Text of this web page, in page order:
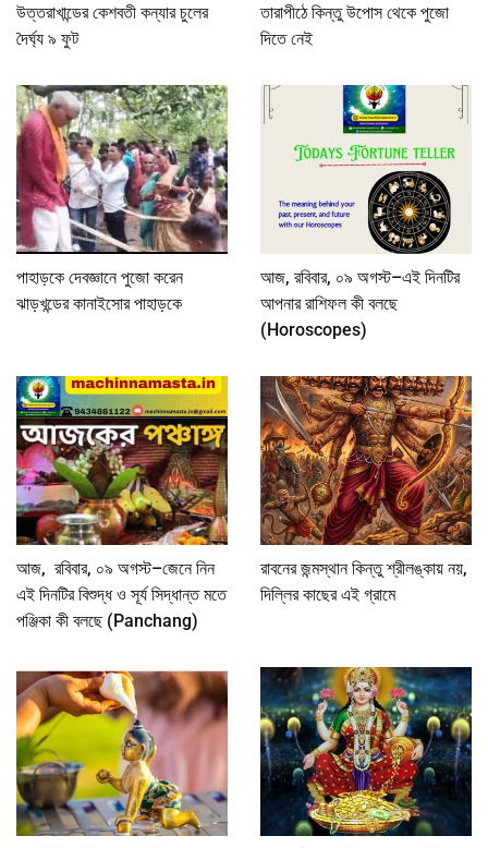
উত্তরাখান্ডের কেশবতী কন্যার চুলের
দৈর্ঘ্য ৯ ফুট
তারাপীঠে কিন্তু উপোস থেকে পুজো
দিতে নেই
পাহাড়কে দেবজ্ঞানে পুজো করেন
ঝাড়খন্ডের কানাইসোর পাহাড়কে
আজ, রবিবার, ০৯ অগস্ট–এই দিনটির
আপনার রাশিফল কী বলছে
(Horoscopes)
আজ, রবিবার, ০৯ অগস্ট–জেনে নিন
এই দিনটির বিশুদ্ধ ও সূর্য সিদ্ধান্ত মতে
পঞ্জিকা কী বলছে (Panchang)
রাবনের জন্মস্থান কিন্তু শ্রীলঙ্কায় নয়,
দিল্লির কাছের এই গ্রামে